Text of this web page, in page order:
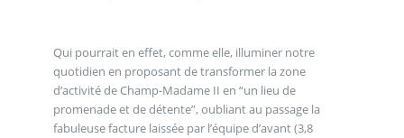
Qui pourrait en effet, comme elle, illuminer notre
quotidien en proposant de transformer la zone
d’activité de Champ-Madame II en “un lieu de
promenade et de détente”, oubliant au passage la
fabuleuse facture laissée par l’équipe d’avant (3,8